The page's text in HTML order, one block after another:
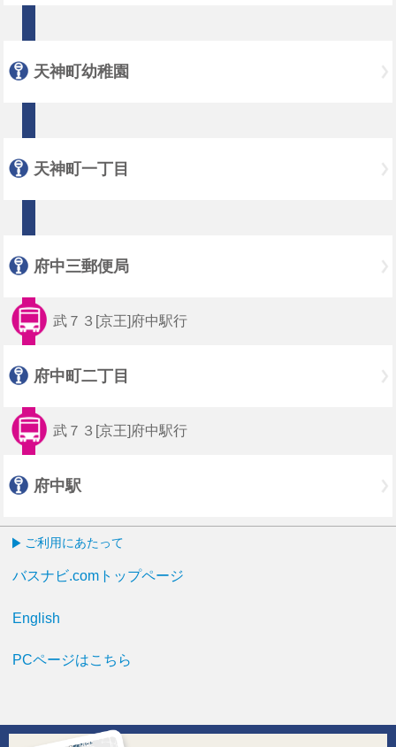
天神町幼稚園
天神町一丁目
府中三郵便局
武７３[京王]府中駅行
府中町二丁目
武７３[京王]府中駅行
府中駅
ご利用にあたって
バスナビ.comトップページ
English
PCページはこちら